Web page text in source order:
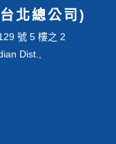
北總公司)
號 5 樓之 2
Dist.,